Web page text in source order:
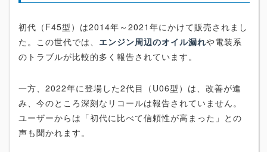
初代（F45型）は2014年～2021年にかけて販売されまし
た。この世代では、 エンジン周辺のオイル漏れや電装系
のトラブルが比較的多く報告されています。
一方、2022年に登場した2代目（U06型）は、改善が進
み、今のところ深刻なリコールは報告されていません。
ユーザーからは「初代に比べて信頼性が高まった」との
声も聞かれます。